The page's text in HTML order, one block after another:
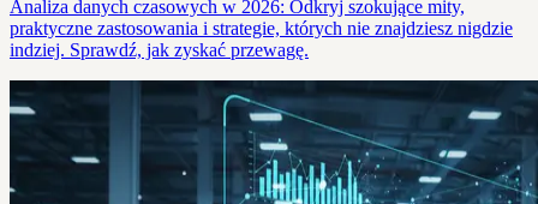
Analiza danych czasowych w 2026: Odkryj szokujące mity,
praktyczne zastosowania i strategie, których nie znajdziesz nigdzie
indziej. Sprawdź, jak zyskać przewagę.